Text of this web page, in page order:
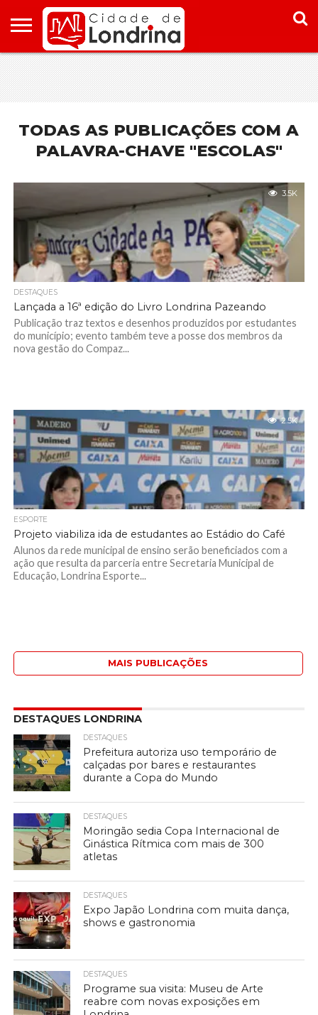
HOME
CONHEÇA
LONDRINA
PONTOS
TURÍSTICOS
ONDE
FICAR EM
LONDRINA
ONDE
COMER
EM
LONDRINA
TODAS AS PUBLICAÇÕES COM A
PALAVRA-CHAVE "ESCOLAS"
3.5K
DESTAQUES
Lançada a 16ª edição do Livro Londrina Pazeando
Publicação traz textos e desenhos produzidos por estudantes
do município; evento também teve a posse dos membros da
nova gestão do Compaz...
2.5K
ESPORTE
Projeto viabiliza ida de estudantes ao Estádio do Café
Alunos da rede municipal de ensino serão beneficiados com a
ação que resulta da parceria entre Secretaria Municipal de
Educação, Londrina Esporte...
MAIS PUBLICAÇÕES
DESTAQUES LONDRINA
DESTAQUES
Prefeitura autoriza uso temporário de
calçadas por bares e restaurantes
durante a Copa do Mundo
DESTAQUES
Moringão sedia Copa Internacional de
Ginástica Rítmica com mais de 300
atletas
DESTAQUES
Expo Japão Londrina com muita dança,
shows e gastronomia
DESTAQUES
Programe sua visita: Museu de Arte
reabre com novas exposições em